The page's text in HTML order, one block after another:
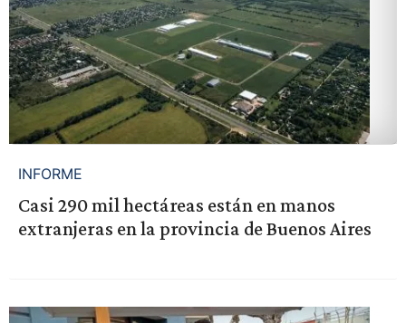
INFORME
Casi 290 mil hectáreas están en manos
extranjeras en la provincia de Buenos Aires